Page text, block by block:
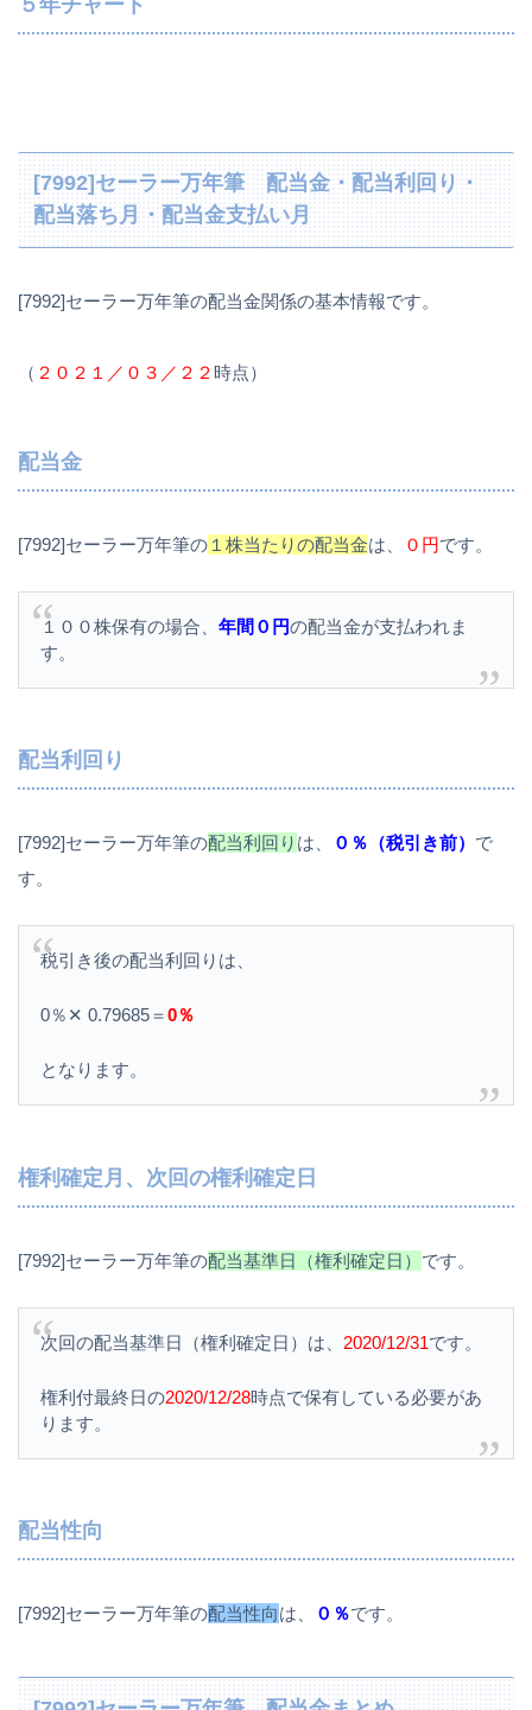
５年チャート
[7992]セーラー万年筆 配当金・配当利回り・
配当落ち月・配当金支払い月
[7992]セーラー万年筆の配当金関係の基本情報です。
（ ２０２１／０３／２２時点）
配当金
[7992]セーラー万年筆の １株当たりの配当金は、 ０円です。
１００株保有の場合、 年間０円の配当金が支払われま
す。
配当利回り
[7992]セーラー万年筆の配当利回り は、 ０％（税引き前） で
す。
税引き後の配当利回りは、
0％✕ 0.79685＝0％
となります。
権利確定月、次回の権利確定日
[7992]セーラー万年筆の配当基準日（権利確定日） です。
次回の配当基準日（権利確定日）は、 2020/12/31です。
権利付最終日の2020/12/28時点で保有している必要があ
ります。
配当性向
[7992]セーラー万年筆の配当性向は、 ０％です。